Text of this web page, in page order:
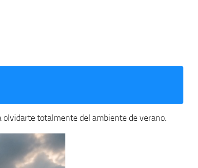
totalmente del ambiente de verano.